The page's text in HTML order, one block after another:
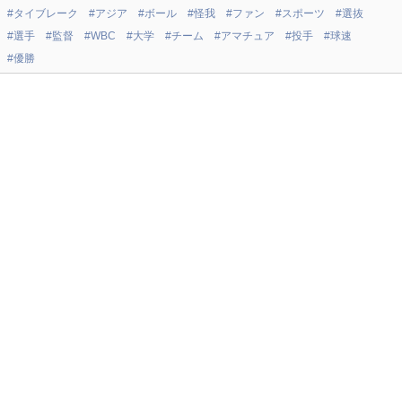
#タイブレーク
#アジア #ボール #怪我 #ファン #スポーツ
#選抜
#選手
#監督 #WBC #大学 #チーム #アマチュア #投手
#球速
#優勝